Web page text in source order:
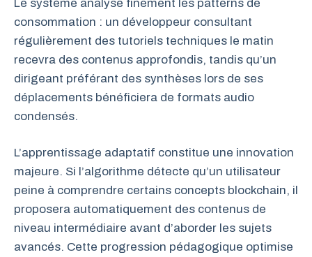
Le système analyse finement les patterns de
consommation : un développeur consultant
régulièrement des tutoriels techniques le matin
recevra des contenus approfondis, tandis qu’un
dirigeant préférant des synthèses lors de ses
déplacements bénéficiera de formats audio
condensés.
L’apprentissage adaptatif constitue une innovation
majeure. Si l’algorithme détecte qu’un utilisateur
peine à comprendre certains concepts blockchain, il
proposera automatiquement des contenus de
niveau intermédiaire avant d’aborder les sujets
avancés. Cette progression pédagogique optimise